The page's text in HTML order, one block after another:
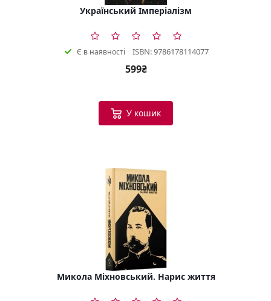
Український Імперіалізм
Є в наявності ISBN: 9786178114077
599₴
У кошик
Микола Міхновський. Нарис життя